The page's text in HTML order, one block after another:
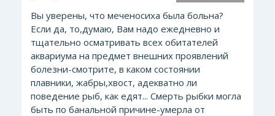
Вы уверены, что меченосиха была больна?
Если да, то,думаю, Вам надо ежедневно и
тщательно осматривать всех обитателей
аквариума на предмет внешних проявлений
болезни-смотрите, в каком состоянии
плавники, жабры,хвост, адекватно ли
поведение рыб, как едят... Смерть рыбки могла
быть по банальной причине-умерла от